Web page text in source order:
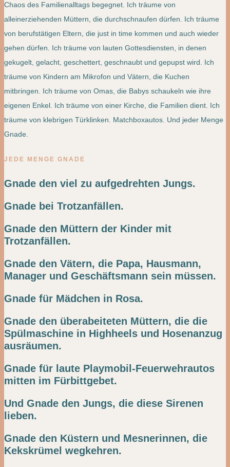
Chaos des Familienalltags begegnet. Ich träume von
alleinerziehenden Müttern, die durchschnaufen dürfen. Ich träume
von berufstätigen Eltern, die just in time kommen und auch wieder
gehen dürfen. Ich träume von lauten Gottesdiensten, in denen
gekugelt, gelacht, geschettert, geschnaubt und gepupst wird. Ich
träume von Kindern am Mikrofon und Vätern, die Kuchen
mitbringen. Ich träume von Omas, die Babys schaukeln wie ihre
eigenen Enkel. Ich träume von einer Kirche, die Familien dient. Ich
träume von klebrigen Türklinken. Matchboxautos. Und jeder Menge
Gnade.
JEDE MENGE GNADE
Gnade den viel zu aufgedrehten Jungs.
Gnade bei Trotzanfällen.
Gnade den Müttern der Kinder mit
Trotzanfällen.
Gnade den Vätern, die Papa, Hausmann,
Manager und Geschäftsmann sein müssen.
Gnade für Mädchen in Rosa.
Gnade den überabeiteten Müttern, die die
Spülmaschine in Highheels und Hosenanzug
ausräumen.
Gnade für laute Playmobil-Feuerwehrautos
mitten im Fürbittgebet.
Und Gnade den Jungs, die diese Sirenen
lieben.
Gnade den Küstern und Mesnerinnen, die
Kekskrümel wegkehren.